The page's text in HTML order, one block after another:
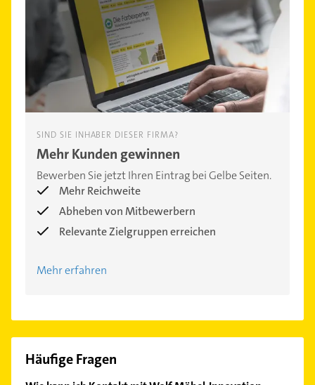
SIND SIE INHABER DIESER FIRMA?
Mehr Kunden gewinnen
Bewerben Sie jetzt Ihren Eintrag bei Gelbe Seiten.
Mehr Reichweite
Abheben von Mitbewerbern
Relevante Zielgruppen erreichen
Mehr erfahren
Häufige Fragen